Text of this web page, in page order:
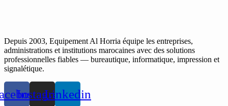
Depuis 2003, Equipement Al Horria équipe les entreprises,
administrations et institutions marocaines avec des solutions
professionnelles fiables — bureautique, informatique, impression et
signalétique.
InstagramLinkedin